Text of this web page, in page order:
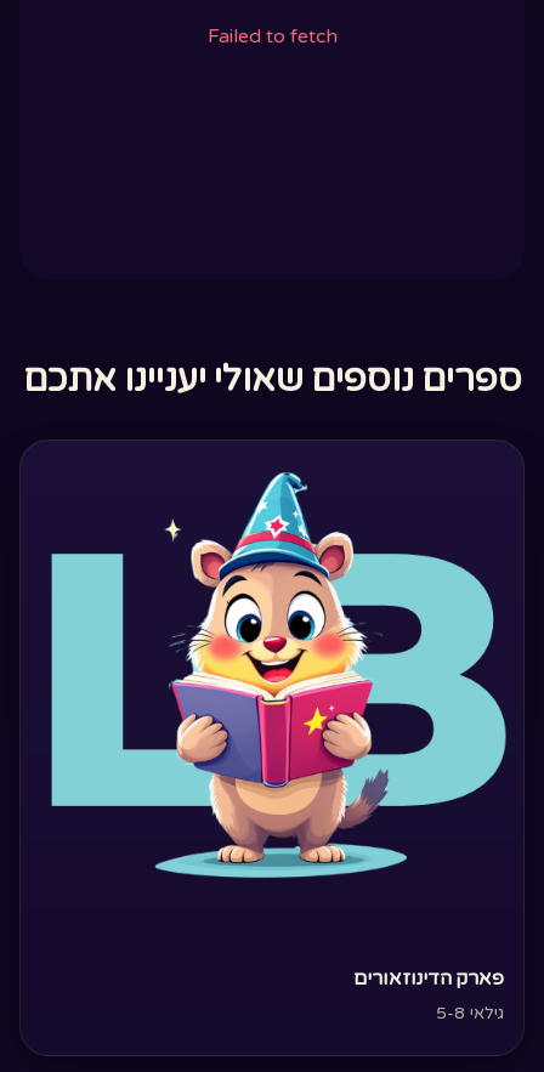
Failed to fetch
ספרים נוספים שאולי יעניינו אתכם
‏פארק הדינוזאורים‏
גילאי 5-8